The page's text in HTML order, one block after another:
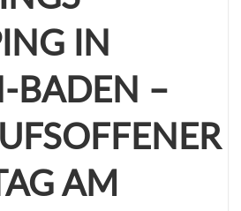
IN
BADEN –
AM